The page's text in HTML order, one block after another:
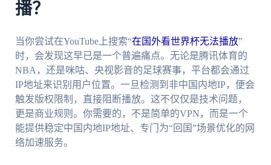
播？
当你尝试在YouTube上搜索“在国外看世界杯无法播放”
时，会发现这早已是一个普遍痛点。无论是腾讯体育的
NBA，还是咪咕、央视影音的足球赛事，平台都会通过
IP地址来识别用户位置。一旦检测到非中国内地IP，便会
触发版权限制，直接阻断播放。这不仅仅是技术问题，
更是商业规则。你需要的，不是简单的VPN，而是一个
能提供稳定中国内地IP地址、专门为“回国”场景优化的网
络加速服务。